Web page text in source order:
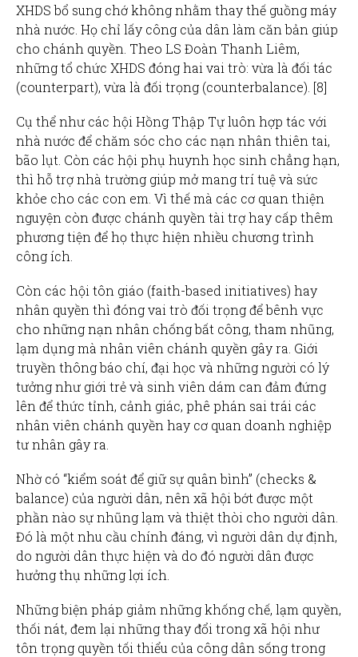
XHDS bổ sung chớ không nhằm thay thế guồng máy
nhà nước. Họ chỉ lấy công của dân làm căn bản giúp
cho chánh quyền. Theo LS Đoàn Thanh Liêm,
những tổ chức XHDS đóng hai vai trò: vừa là đối tác
(counterpart), vừa là đối trọng (counterbalance). [8]
Cụ thể như các hội Hồng Thập Tự luôn hợp tác với
nhà nước để chăm sóc cho các nạn nhân thiên tai,
bão lụt. Còn các hội phụ huynh học sinh chẳng hạn,
thì hỗ trợ nhà trường giúp mở mang trí tuệ và sức
khỏe cho các con em. Vì thế mà các cơ quan thiện
nguyện còn được chánh quyền tài trợ hay cấp thêm
phương tiện để họ thực hiện nhiều chương trình
công ích.
Còn các hội tôn giáo (faith-based initiatives) hay
nhân quyền thì đóng vai trò đối trọng để bênh vực
cho những nạn nhân chống bất công, tham nhũng,
lạm dụng mà nhân viên chánh quyền gây ra. Giới
truyền thông báo chí, đại học và những người có lý
tưởng như giới trẻ và sinh viên dám can đảm đứng
lên để thức tỉnh, cảnh giác, phê phán sai trái các
nhân viên chánh quyền hay cơ quan doanh nghiệp
tư nhân gây ra.
Nhờ có “kiểm soát để giữ sự quân bình” (checks &
balance) của người dân, nên xã hội bớt được một
phần nào sự nhũng lạm và thiệt thòi cho người dân.
Đó là một nhu cầu chính đáng, vì người dân dự định,
do người dân thực hiện và do đó người dân được
hưởng thụ những lợi ích.
Những biện pháp giảm những khống chế, lạm quyền,
thối nát, đem lại những thay đổi trong xã hội như
tôn trọng quyền tối thiểu của công dân sống trong